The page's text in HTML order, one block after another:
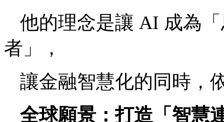
他的理念是讓 AI 成為
者」，
讓金融智慧化的同時，
全球願景：打造「智慧